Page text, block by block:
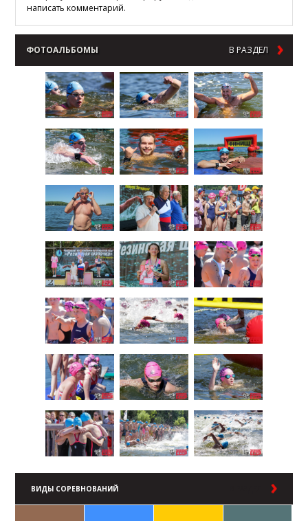
написать комментарий.
ФОТОАЛЬБОМЫ В РАЗДЕЛ
ВИДЫ СОРЕВНОВАНИЙ